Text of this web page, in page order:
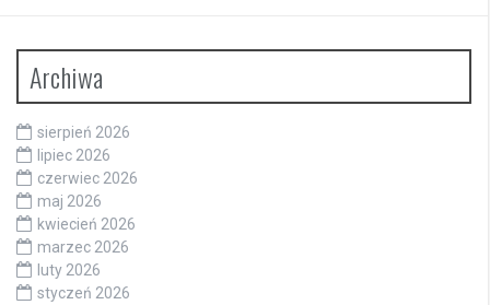
Archiwa
sierpień 2026
lipiec 2026
czerwiec 2026
maj 2026
kwiecień 2026
marzec 2026
luty 2026
styczeń 2026